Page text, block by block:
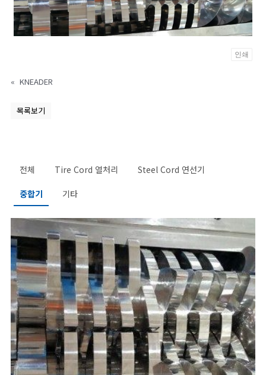
인쇄
« KNEADER
목록보기
전체 Tire Cord 열처리 Steel Cord 연선기
중합기 기타